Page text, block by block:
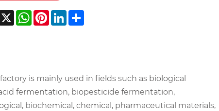
X WhatsApp
Pinterest
LinkedIn
Share
is mainly used in fields such as biological
fermentation, biopesticide fermentation,
biochemical, chemical, pharmaceutical materials,